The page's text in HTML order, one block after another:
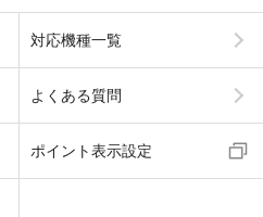
対応機種一覧
よくある質問
ポイント表示設定